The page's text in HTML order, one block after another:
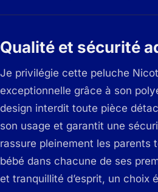
Qualité et sécurité
Je privilégie cette peluche
exceptionnelle grâce à son
design interdit toute pièce
son usage et garantit une
rassure pleinement les parents
bébé dans chacune de ses
et tranquillité d’esprit, un choix